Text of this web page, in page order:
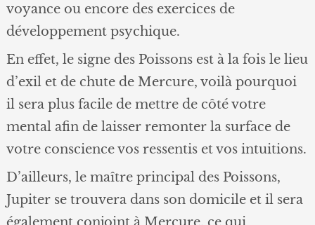
voyance ou encore des exercices de
développement psychique.
En effet, le signe des Poissons est à la fois le lieu
d’exil et de chute de Mercure, voilà pourquoi
il sera plus facile de mettre de côté votre
mental afin de laisser remonter la surface de
votre conscience vos ressentis et vos intuitions.
D’ailleurs, le maître principal des Poissons,
Jupiter se trouvera dans son domicile et il sera
également conjoint à Mercure, ce qui